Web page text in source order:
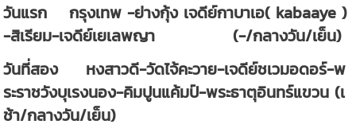
วันแรก กรุงเทพ -ย่างกุ้ง เจดีย์กาบาเอ( kabaaye )
-สิเรียม-เจดีย์เยเลพญา (-/กลางวัน/เย็น)
วันที่สอง หงสาวดี-วัดไจ้คะวาย-เจดีย์ชเวมอดอร์-พ
ระราชวังบุเรงนอง-คิมปูนแค้มป์-พระธาตุอินทร์แขวน (เ
ช้า/กลางวัน/เย็น)